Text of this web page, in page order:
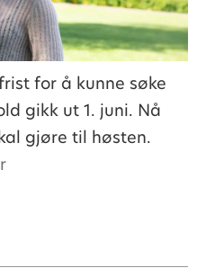
for å kunne søke
gikk ut 1. juni. Nå
gjøre til høsten.